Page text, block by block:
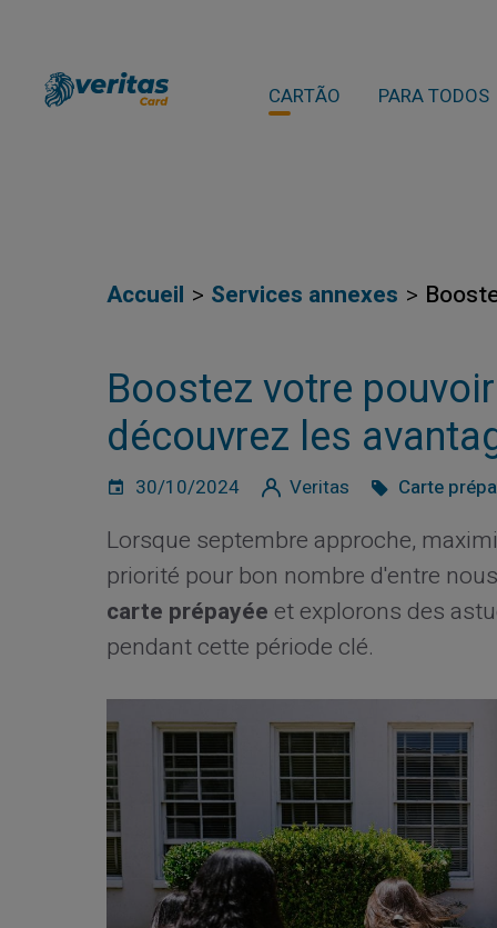
CARTÃO PARA TODOS
Accueil Services annexes
Boostez votre
découvrez les
30/10/2024 Veritas Carte
Lorsque septembre approche,
priorité pour bon nombre d'entre
carte prépayéeet explorons des
pendant cette période clé.